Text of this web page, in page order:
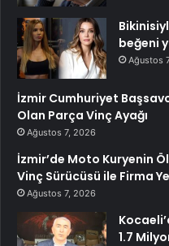
beğeni
Ağustos
İzmir Cumhuriyet
Olan Parça Vinç Ayağı
Ağustos 7, 2026
İzmir’de Moto Kuryenin
Vinç Sürücüsü ile Firma
Ağustos 7, 2026
1.7